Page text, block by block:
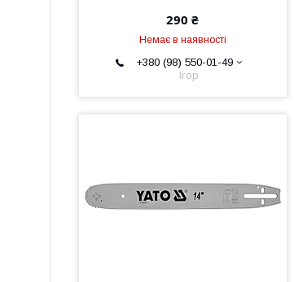
290 ₴
Немає в наявності
+380 (98) 550-01-49
Ігор